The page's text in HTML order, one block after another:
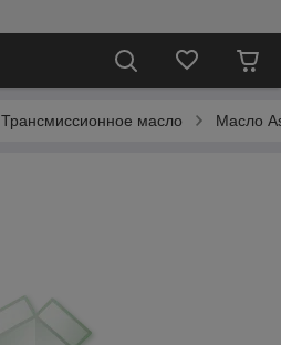
Трансмиссионное масло Масло